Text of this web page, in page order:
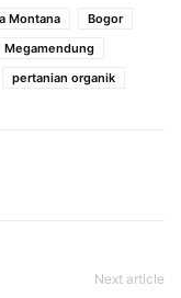
Montana
Bogor
Megamendung
pertanian organik
Next article